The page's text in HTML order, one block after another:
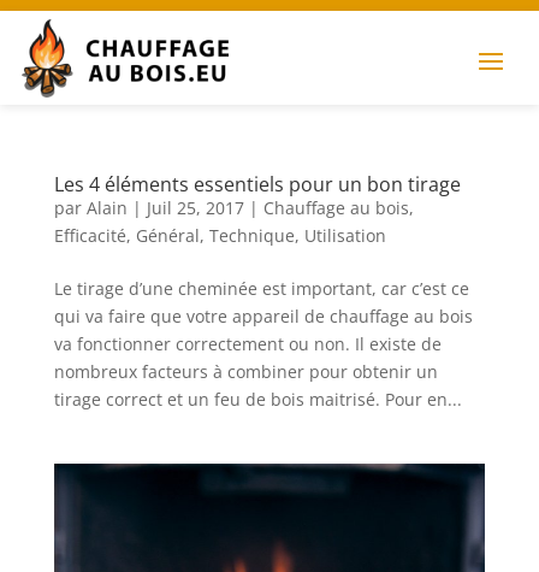
Les 4 éléments essentiels pour un bon tirage
par Alain | Juil 25, 2017| Chauffage au bois,
Efficacité, Général, Technique, Utilisation
Le tirage d’une cheminée est important, car c’est ce
qui va faire que votre appareil de chauffage au bois
va fonctionner correctement ou non. Il existe de
nombreux facteurs à combiner pour obtenir un
tirage correct et un feu de bois maitrisé. Pour en...